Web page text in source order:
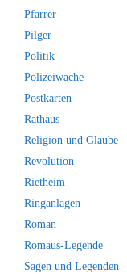
Pfarrer
Pilger
Politik
Polizeiwache
Postkarten
Rathaus
Religion und Glaube
Revolution
Rietheim
Ringanlagen
Roman
Romäus-Legende
Sagen und Legenden